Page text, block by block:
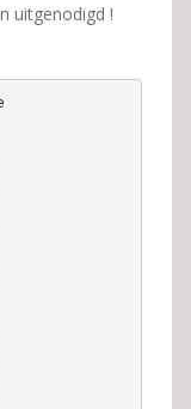
uitgenodigd !